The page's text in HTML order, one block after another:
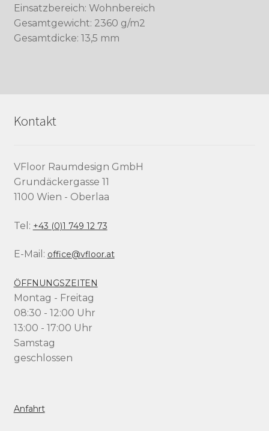
Einsatzbereich: Wohnbereich
Gesamtgewicht: 2360 g/m2
Gesamtdicke: 13,5 mm
Kontakt
VFloor Raumdesign GmbH
Grundäckergasse 11
1100 Wien - Oberlaa
Tel: +43 (0)1 749 12 73
E-Mail: office@vfloor.at
ÖFFNUNGSZEITEN
Montag - Freitag
08:30 - 12:00 Uhr
13:00 - 17:00 Uhr
Samstag
geschlossen
Anfahrt